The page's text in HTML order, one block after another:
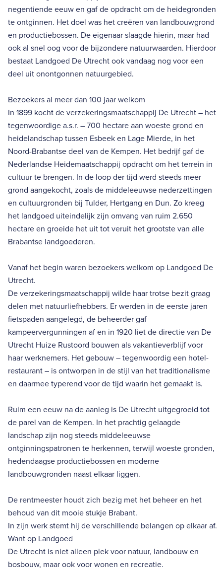
negentiende eeuw en gaf de opdracht om de heidegronden
te ontginnen. Het doel was het creëren van landbouwgrond
en productiebossen. De eigenaar slaagde hierin, maar had
ook al snel oog voor de bijzondere natuurwaarden. Hierdoor
bestaat Landgoed De Utrecht ook vandaag nog voor een
deel uit onontgonnen natuurgebied.
Bezoekers al meer dan 100 jaar welkom
In 1899 kocht de verzekeringsmaatschappij De Utrecht – het
tegenwoordige a.s.r. – 700 hectare aan woeste grond en
heidelandschap tussen Esbeek en Lage Mierde, in het
Noord-Brabantse deel van de Kempen. Het bedrijf gaf de
Nederlandse Heidemaatschappij opdracht om het terrein in
cultuur te brengen. In de loop der tijd werd steeds meer
grond aangekocht, zoals de middeleeuwse nederzettingen
en cultuurgronden bij Tulder, Hertgang en Dun. Zo kreeg
het landgoed uiteindelijk zijn omvang van ruim 2.650
hectare en groeide het uit tot veruit het grootste van alle
Brabantse landgoederen.
Vanaf het begin waren bezoekers welkom op Landgoed De
Utrecht.
De verzekeringsmaatschappij wilde haar trotse bezit graag
delen met natuurliefhebbers. Er werden in de eerste jaren
fietspaden aangelegd, de beheerder gaf
kampeervergunningen af en in 1920 liet de directie van De
Utrecht Huize Rustoord bouwen als vakantieverblijf voor
haar werknemers. Het gebouw – tegenwoordig een hotel-
restaurant – is ontworpen in de stijl van het traditionalisme
en daarmee typerend voor de tijd waarin het gemaakt is.
Ruim een eeuw na de aanleg is De Utrecht uitgegroeid tot
de parel van de Kempen. In het prachtig gelaagde
landschap zijn nog steeds middeleeuwse
ontginningspatronen te herkennen, terwijl woeste gronden,
hedendaagse productiebossen en moderne
landbouwgronden naast elkaar liggen.
De rentmeester houdt zich bezig met het beheer en het
behoud van dit mooie stukje Brabant.
In zijn werk stemt hij de verschillende belangen op elkaar af.
Want op Landgoed
De Utrecht is niet alleen plek voor natuur, landbouw en
bosbouw, maar ook voor wonen en recreatie.